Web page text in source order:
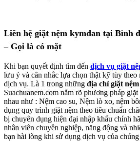
Liên hệ giặt nệm kymdan tại Bình
– Gọi là có mặt
Khi bạn quyết định tìm đến dịch vụ giặt
lưu ý và cân nhắc lựa chọn thật kỹ tùy theo
dịch vụ. Là 1 trong những địa chỉ giặt
Suachuanem.com nắm rõ phương pháp
nhau như : Nệm cao su, Nệm lò xo, nệm
dụng quy trình giặt nệm theo tiêu chuẩn
bị chuyên dụng hiện đại nhập khẩu chính
nhân viên chuyên nghiệp, năng động và
bạn hài lòng khi sử dụng dịch vụ của